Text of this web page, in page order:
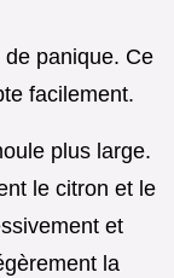
panique. Ce
facilement.
plus large.
le citron et le
et
la